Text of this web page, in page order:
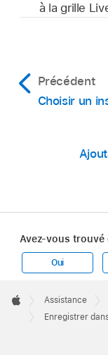
à la grille
Précédent
Choisir un
Avez-vous trouvé
Oui
Footer

Apple
Assistance
Enregistrer